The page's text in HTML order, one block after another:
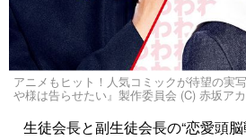
アニメもヒット！人気コミックが待望の実
や様は告らせたい』製作委員会 (C) 赤坂ア
生徒会長と副生徒会長の“恋愛頭